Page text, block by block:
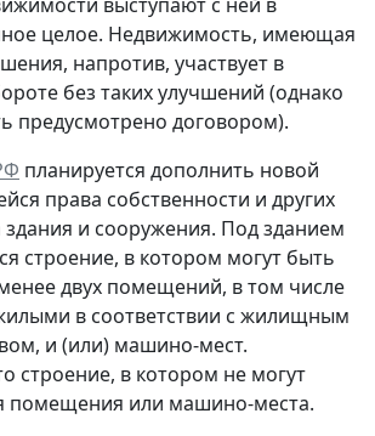
целое. Недвижимость, имеющая
напротив, участвует в
без таких улучшений (однако
предусмотрено договором).
планируется дополнить новой
права собственности и других
и сооружения. Под зданием
строение, в котором могут быть
двух помещений, в том числе
в соответствии с жилищным
и (или) машино-мест.
строение, в котором не могут
помещения или машино-места.